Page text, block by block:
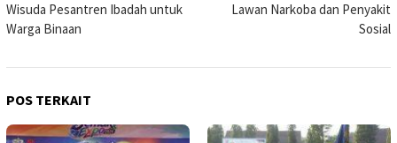
Wisuda Pesantren Ibadah untuk
Warga Binaan
Lawan Narkoba dan Penyakit
Sosial
POS TERKAIT